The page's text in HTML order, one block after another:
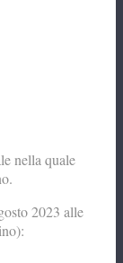
nella quale
2023 alle